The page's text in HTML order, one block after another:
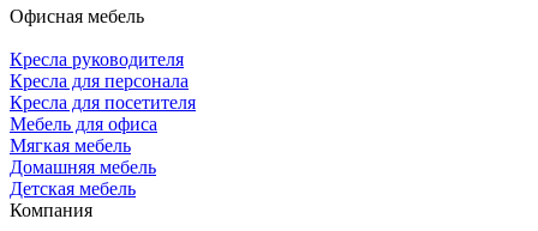
Офисная мебель
Кресла руководителя
Кресла для персонала
Кресла для посетителя
Мебель для офиса
Мягкая мебель
Домашняя мебель
Детская мебель
Компания